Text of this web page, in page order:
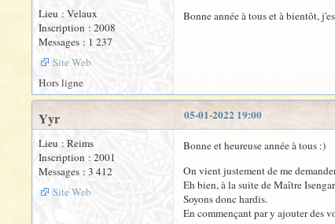
Lieu : Velaux
Inscription : 2008
Messages : 1 237
Site Web
Bonne année à tous et à bientôt,
Hors ligne
05-01-2022 19:00
Yyr
Lieu : Reims
Inscription : 2001
Messages : 3 412
Site Web
Bonne et heureuse année à tous :)
On vient justement de me
Eh bien, à la suite de Maître
Soyons donc hardis.
En commençant par y ajouter des